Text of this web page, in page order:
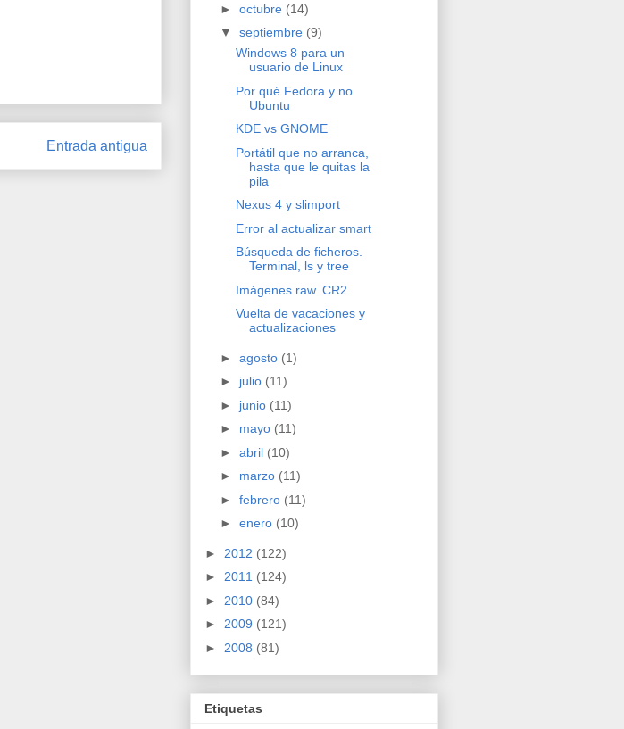
Entrada antigua
► octubre (14)
▼ septiembre (9)
Windows 8 para un
usuario de Linux
Por qué Fedora y no
Ubuntu
KDE vs GNOME
Portátil que no arranca,
hasta que le quitas la
pila
Nexus 4 y slimport
Error al actualizar smart
Búsqueda de ficheros.
Terminal, ls y tree
Imágenes raw. CR2
Vuelta de vacaciones y
actualizaciones
► agosto (1)
► julio (11)
► junio (11)
► mayo (11)
► abril (10)
► marzo (11)
► febrero (11)
► enero (10)
► 2012 (122)
► 2011 (124)
► 2010 (84)
► 2009 (121)
► 2008 (81)
Etiquetas